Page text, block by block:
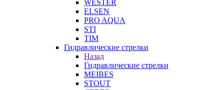
WESTER
ELSEN
PRO AQUA
STI
TIM
Гидравлические стрелки
Назад
Гидравлические стрелки
MEIBES
STOUT